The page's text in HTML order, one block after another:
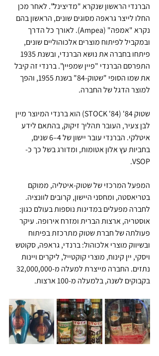
הברנדי הראשון שנקרא "מדיצינל". לאחר מכן
החלו לייצר גראפה מסוגים שונים, הראשון בהם
נקרא "אמפה" (Ampea). לאורך כל הדרך
ובמקביל לפיתוח מוצרים אלכוהוליים שונים,
התפרסם הברנדי "פיין שמפיין". ברנדי זה קיבל
את שמו הסופי "שטוק-84" בשנת 1955, והפך
למוצר הדגל של החברה.
שטוק 84' (STOCK '84) הוא ברנדי המיוצר מיין
לבן צעיר, העובר תהליך זיקוק, בהתאם לידע
איטלקי. הברנדי עובר יישון של 4–6 שנים,
בחביות עץ אלון אטומות, ומדורג בשל כך כ-
VSOP.
המפעל המרכזי של שטוק-איטליה, ממוקם
בטריאסטה, ומחסני היישון, קרובים לוונציה.
לחברה מפעלים במדינות נוספות בעולם כגון:
אוסטריה, ארצות הברית ומזרח אירופה. עיקר
פעולתה של חברת שטוק מתרכזת בפיתוח
ובשיווק מוצרי אלכוהול: ברנדי, גראפה, סקוטש
ויסקי, יין קינוח, מוצרי קוקטייל, ליקרים ויינות
בקבוקים לשנה, בלמעלה מ-100 ארצות.